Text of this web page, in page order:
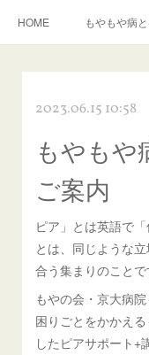
HOME もやもや病
入会について お問い
2023.06.15 10:58
もやもや
ご案内
ピア」とは英語で
とは、同じような
合う集まりのことで
もやの会・京大病
困りごとをかかえ
したピアサポート+